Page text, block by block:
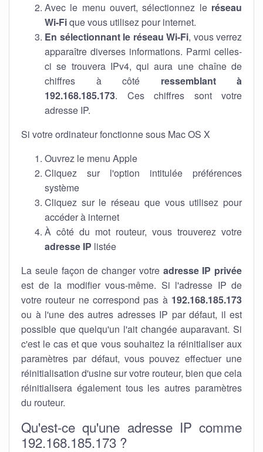
Avec le menu ouvert, sélectionnez le réseau
Wi-Fique vous utilisez pour internet.
En sélectionnant le réseau Wi-Fi, vous verrez
apparaître diverses informations. Parmi celles-
ci se trouvera IPv4, qui aura une chaîne de
chiffres à côté ressemblant à
192.168.185.173. Ces chiffres sont votre
adresse IP.
Si votre ordinateur fonctionne sous Mac OS X
Ouvrez le menu Apple
Cliquez sur l'option intitulée préférences
système
Cliquez sur le réseau que vous utilisez pour
accéder à internet
À côté du mot routeur, vous trouverez votre
adresse IP listée
La seule façon de changer votre adresse IP privée
est de la modifier vous-même. Si l'adresse IP de
votre routeur ne correspond pas à 192.168.185.173
ou à l'une des autres adresses IP par défaut, il est
possible que quelqu'un l'ait changée auparavant. Si
c'est le cas et que vous souhaitez la réinitialiser aux
paramètres par défaut, vous pouvez effectuer une
réinitialisation d'usine sur votre routeur, bien que cela
réinitialisera également tous les autres paramètres
du routeur.
Qu'est-ce qu'une adresse IP comme
192.168.185.173 ?